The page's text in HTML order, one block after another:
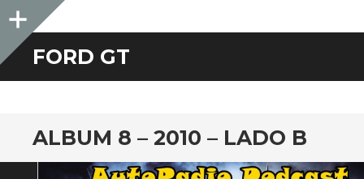
Sidebar
FORD GT
ALBUM 8 – 2010 – LADO B